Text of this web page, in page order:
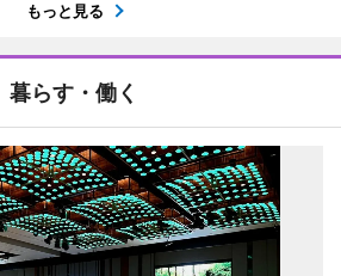
もっと見る
暮らす・働く